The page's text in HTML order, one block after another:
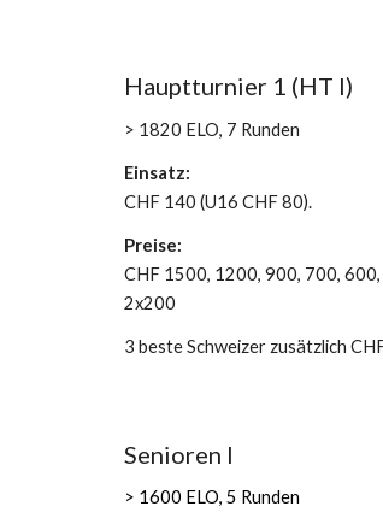
Hauptturnier 1 (HT I)
> 1820 ELO, 7 Runden
Einsatz:
CHF 140 (U16 CHF 80).
Preise:
CHF 1500, 1200, 900, 700,
2x200
3 beste Schweizer zusätzlich
Senioren I
> 1600 ELO, 5 Runden